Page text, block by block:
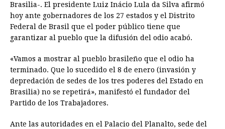
Brasilia-. El presidente Luiz Inácio Lula da Silva afirmó
hoy ante gobernadores de los 27 estados y el Distrito
Federal de Brasil que el poder público tiene que
garantizar al pueblo que la difusión del odio acabó.
«Vamos a mostrar al pueblo brasileño que el odio ha
terminado. Que lo sucedido el 8 de enero (invasión y
depredación de sedes de los tres poderes del Estado en
Brasilia) no se repetirá», manifestó el fundador del
Partido de los Trabajadores.
Ante las autoridades en el Palacio del Planalto, sede del